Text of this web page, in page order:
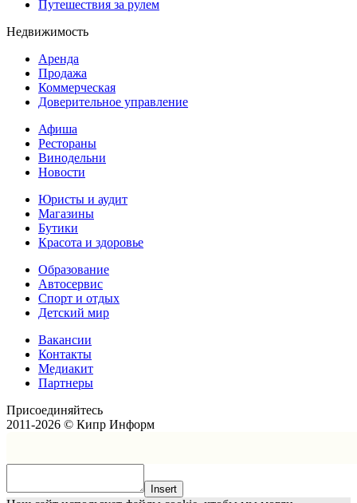
Путешествия за рулем
Недвижимость
Аренда
Продажа
Коммерческая
Доверительное управление
Афиша
Рестораны
Винодельни
Новости
Юристы и аудит
Магазины
Бутики
Красота и здоровье
Образование
Автосервис
Спорт и отдых
Детский мир
Вакансии
Контакты
Медиакит
Партнеры
Присоединяйтесь
2011-2026 © Кипр Информ
Insert